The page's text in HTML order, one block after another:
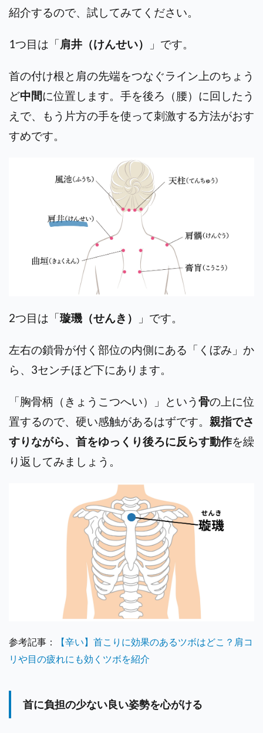
紹介するので、試してみてください。
1つ目は「肩井（けんせい） 」 です。
首の付け根と肩の先端をつなぐライン上のちょう
ど中間に位置します。手を後ろ（腰）に回したう
えで、もう片方の手を使って刺激する方法がおす
すめです。
2つ目は「璇璣（せんき） 」です。
左右の鎖骨が付く部位の内側にある「くぼみ」か
ら、3センチほど下にあります。
「胸骨柄（きょうこつへい）」という 骨の上に位
置するので、硬い感触があるはずです。 親指でさ
すりながら、首をゆっくり後ろに反らす動作を繰
り返してみましょう。
参考記事：
【辛い】首こりに効果のあるツボはどこ？肩コ
リや目の疲れにも効くツボを紹介
首に負担の少ない良い姿勢を心がける